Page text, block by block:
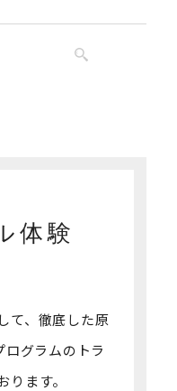
体験
て、徹底した原
ログラムの トラ
ます。